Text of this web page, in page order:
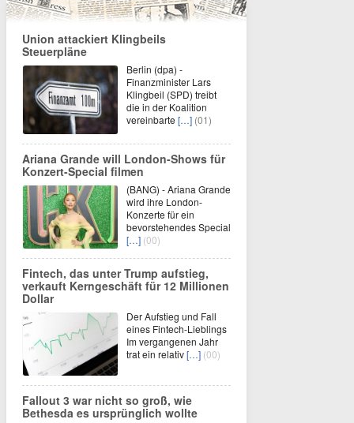
Union attackiert Klingbeils
Steuerpläne
Berlin (dpa) -
Finanzminister Lars
Klingbeil (SPD) treibt
die in der Koalition
vereinbarte […] (01)
Ariana Grande will London-Shows für
Konzert-Special filmen
(BANG) - Ariana Grande
wird ihre London-
Konzerte für ein
bevorstehendes Special
[…] (00)
Fintech, das unter Trump aufstieg,
verkauft Kerngeschäft für 12 Millionen
Dollar
Der Aufstieg und Fall
eines Fintech-Lieblings
Im vergangenen Jahr
trat ein relativ[…] (00)
Fallout 3 war nicht so groß, wie
Bethesda es ursprünglich wollte